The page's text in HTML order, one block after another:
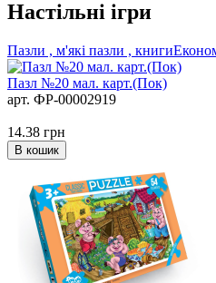
Настільні ігри
Пазли , м'які пазли , книги
Пазл №20 мал. карт.(Пок)
арт. ФР-00002919
14.38 грн
В кошик